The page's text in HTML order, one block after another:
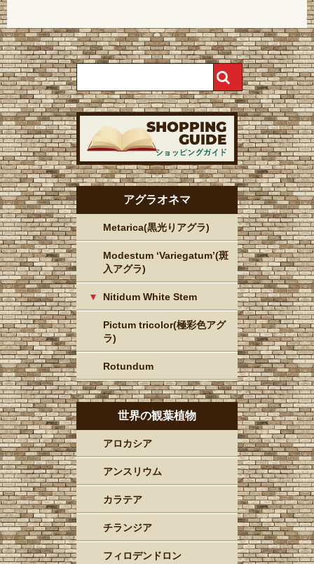
アグラオネマ
Metarica(黒光りアグラ)
Modestum ‘Variegatum’(斑
入アグラ)
Nitidum White Stem
Pictum tricolor(極彩色アグ
ラ)
Rotundum
世界の観葉植物
アロカシア
アンスリウム
カラテア
チランジア
フィロデンドロン